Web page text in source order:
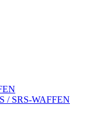
/ SRS-WAFFEN